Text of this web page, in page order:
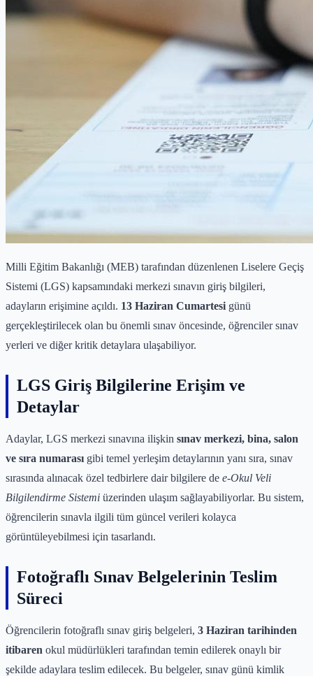
Milli Eğitim Bakanlığı (MEB) tarafından düzenlenen Liselere Geçiş
Sistemi (LGS) kapsamındaki merkezi sınavın giriş bilgileri,
adayların erişimine açıldı. 13 Haziran Cumartesi günü
gerçekleştirilecek olan bu önemli sınav öncesinde, öğrenciler sınav
yerleri ve diğer kritik detaylara ulaşabiliyor.
LGS Giriş Bilgilerine Erişim ve
Detaylar
Adaylar, LGS merkezi sınavına ilişkin sınav merkezi, bina, salon
ve sıra numarası gibi temel yerleşim detaylarının yanı sıra, sınav
sırasında alınacak özel tedbirlere dair bilgilere de e-Okul Veli
Bilgilendirme Sistemi üzerinden ulaşım sağlayabiliyorlar. Bu sistem,
öğrencilerin sınavla ilgili tüm güncel verileri kolayca
görüntüleyebilmesi için tasarlandı.
Fotoğraflı Sınav Belgelerinin Teslim
Süreci
Öğrencilerin fotoğraflı sınav giriş belgeleri, 3 Haziran tarihinden
itibaren okul müdürlükleri tarafından temin edilerek onaylı bir
şekilde adaylara teslim edilecek. Bu belgeler, sınav günü kimlik